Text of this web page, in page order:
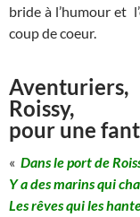
bride à l’humour et
coup de coeur.
Roissy,
pour une
« Dans le port de
Y a des marins qui
Les rêves qui les